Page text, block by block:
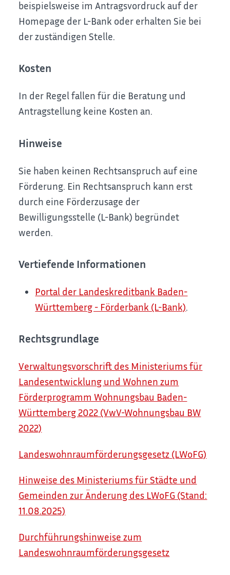
beispielsweise im Antragsvordruck auf der
Homepage der L-Bank oder erhalten Sie bei
der zuständigen Stelle.
Kosten
In der Regel fallen für die Beratung und
Antragstellung keine Kosten an.
Hinweise
Sie haben keinen Rechtsanspruch auf eine
Förderung. Ein Rechtsanspruch kann erst
durch eine Förderzusage der
Bewilligungsstelle (L-Bank) begründet
werden.
Vertiefende Informationen
Portal der Landeskreditbank Baden-
Württemberg - Förderbank (L-Bank).
Rechtsgrundlage
Verwaltungsvorschrift des Ministeriums für
Landesentwicklung und Wohnen zum
Förderprogramm Wohnungsbau Baden-
Württemberg 2022 (VwV-Wohnungsbau BW
2022)
Landeswohnraumförderungsgesetz (LWoFG)
Hinweise des Ministeriums für Städte und
Gemeinden zur Änderung des LWoFG (Stand:
11.08.2025)
Durchführungshinweise zum
Landeswohnraumförderungsgesetz